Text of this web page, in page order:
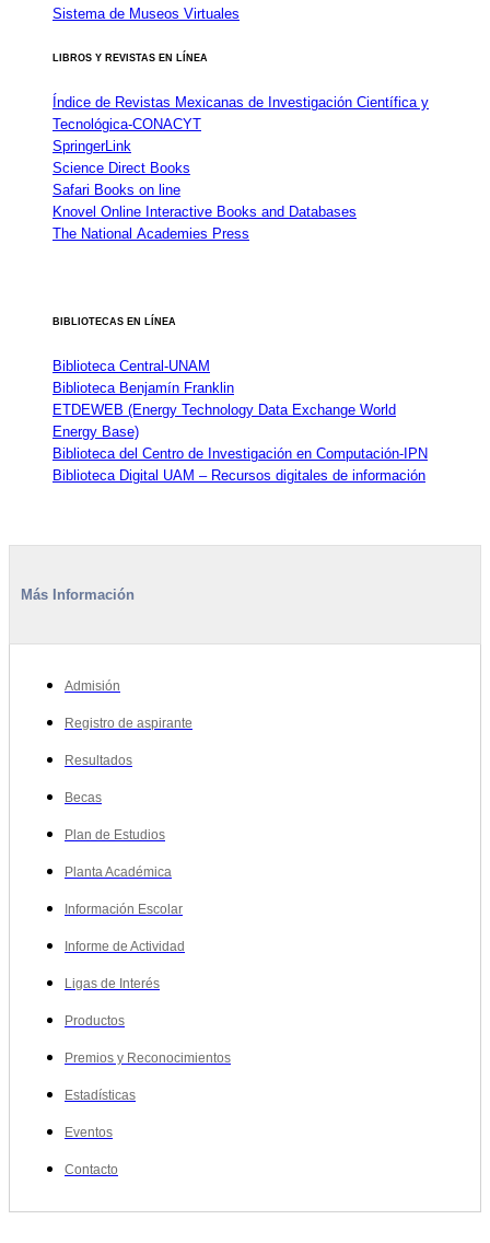
Sistema de Museos Virtuales
LIBROS Y REVISTAS EN LÍNEA
Índice de Revistas Mexicanas de Investigación Científica y
Tecnológica-CONACYT
SpringerLink
Science Direct Books
Safari Books on line
Knovel Online Interactive Books and Databases
The National Academies Press
BIBLIOTECAS EN LÍNEA
Biblioteca Central-UNAM
Biblioteca Benjamín Franklin
ETDEWEB (Energy Technology Data Exchange World
Energy Base)
Biblioteca del Centro de Investigación en Computación-IPN
Biblioteca Digital UAM – Recursos digitales de información
Más Información
Admisión
Registro de aspirante
Resultados
Becas
Plan de Estudios
Planta Académica
Información Escolar
Informe de Actividad
Ligas de Interés
Productos
Premios y Reconocimientos
Estadísticas
Eventos
Contacto